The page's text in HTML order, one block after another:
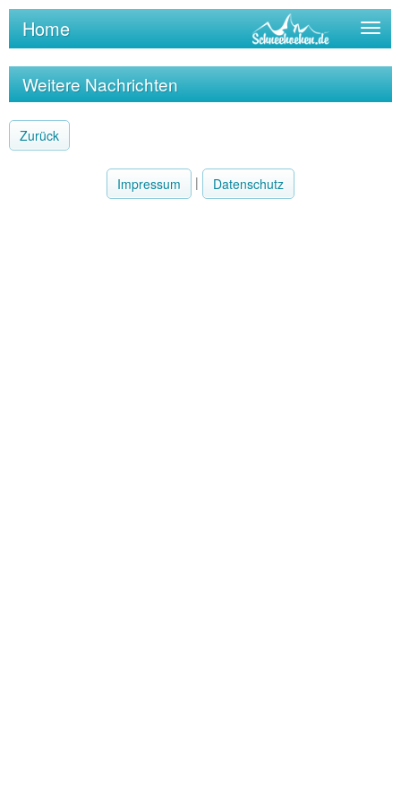
Home
Weitere Nachrichten
Zurück
Impressum | Datenschutz